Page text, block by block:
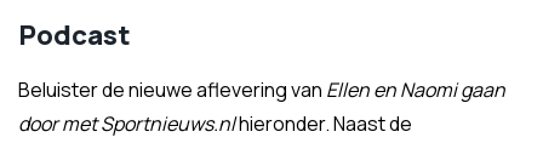
Podcast
Beluister de nieuwe aflevering van Ellen en Naomi gaan
door met Sportnieuws.nlhieronder. Naast de